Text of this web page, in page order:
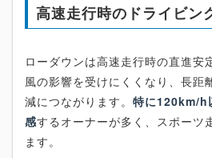
高速走行時のドライビン
ローダウンは高速走行時の直進安
風の影響を受けにくくなり、長距
減につながります。 特に120km/h
感するオーナーが多く、スポーツ
ます。